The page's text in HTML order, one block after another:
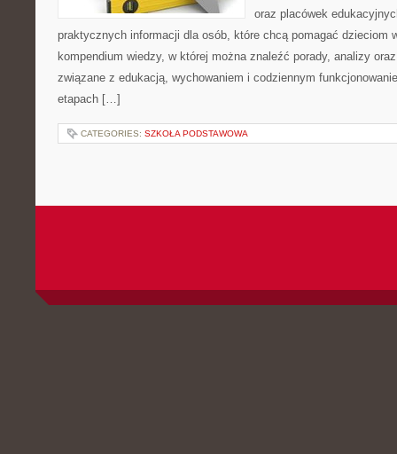
oraz placówek
praktycznych informacji dla osób, które chcą pomagać dzieciom
kompendium wiedzy, w której można znaleźć porady, analizy
związane z edukacją, wychowaniem i codziennym
etapach […]
CATEGORIES: SZKOŁA PODSTAWOWA